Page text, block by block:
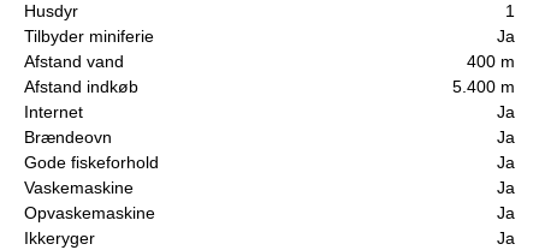
Husdyr
1
Tilbyder miniferie
Ja
Afstand vand
400 m
Afstand indkøb
5.400 m
Internet
Ja
Brændeovn
Ja
Gode fiskeforhold
Ja
Vaskemaskine
Ja
Opvaskemaskine
Ja
Ikkeryger
Ja